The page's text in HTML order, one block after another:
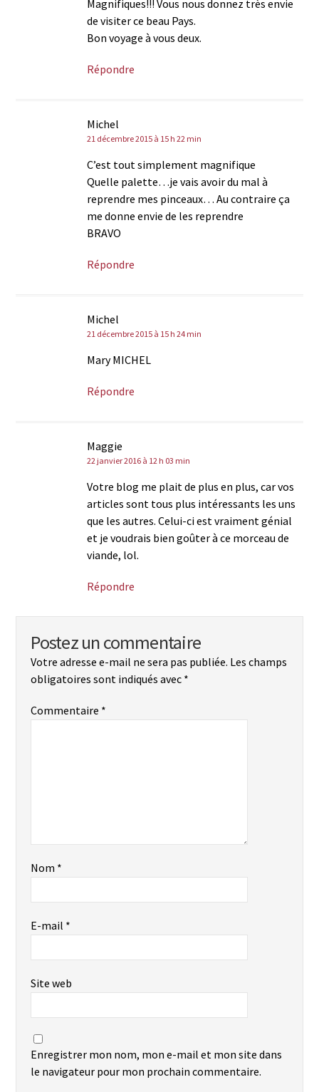
Magnifiques!!! Vous nous donnez très envie
de visiter ce beau Pays.
Bon voyage à vous deux.
Répondre
Michel
21 décembre 2015 à 15 h 22 min
C’est tout simplement magnifique
Quelle palette…je vais avoir du mal à
reprendre mes pinceaux… Au contraire ça
me donne envie de les reprendre
BRAVO
Répondre
Michel
21 décembre 2015 à 15 h 24 min
Mary MICHEL
Répondre
Maggie
22 janvier 2016 à 12 h 03 min
Votre blog me plait de plus en plus, car vos
articles sont tous plus intéressants les uns
que les autres. Celui-ci est vraiment génial
et je voudrais bien goûter à ce morceau de
viande, lol.
Répondre
Postez un commentaire
Votre adresse e-mail ne sera pas publiée. Les champs
obligatoires sont indiqués avec *
Commentaire *
Nom *
E-mail *
Site web
Enregistrer mon nom, mon e-mail et mon site dans
le navigateur pour mon prochain commentaire.